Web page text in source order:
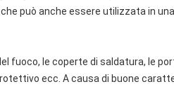
può anche essere utilizzata in
fuoco, le coperte di saldatura, le
ecc. A causa di buone